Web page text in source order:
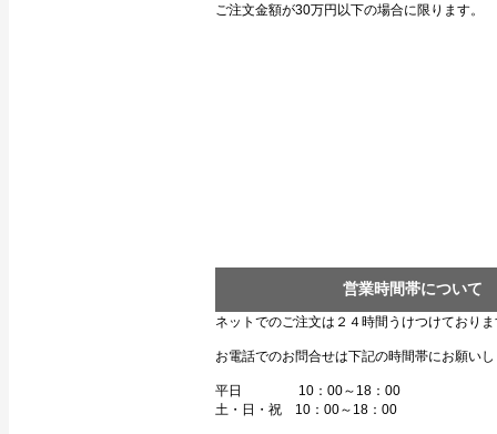
ご注文金額が30万円以下の場合に限ります。
営業時間帯について
ネットでのご注文は２４時間うけつけており
お電話でのお問合せは下記の時間帯にお願い
平日 10：00～18：00
土・日・祝 10：00～18：00